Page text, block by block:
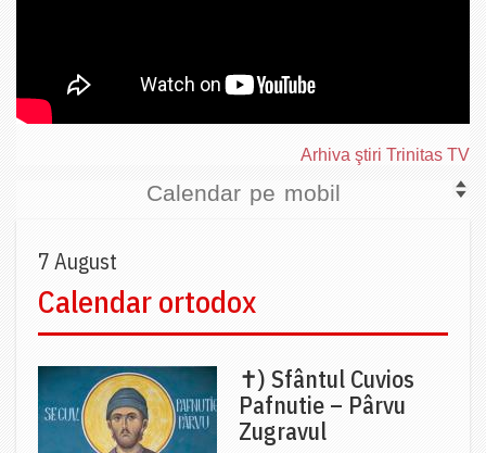
Arhiva ştiri Trinitas TV
Calendar pe mobil
7 August
Calendar ortodox
✝) Sfântul Cuvios
Pafnutie – Pârvu
Zugravul